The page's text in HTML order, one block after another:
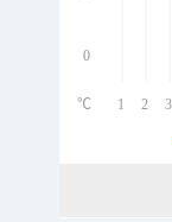
0
1 2 3
℃